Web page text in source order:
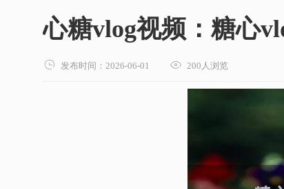
心糖vlog视频：糖心
 发布时间：2026-06-01  200人浏览